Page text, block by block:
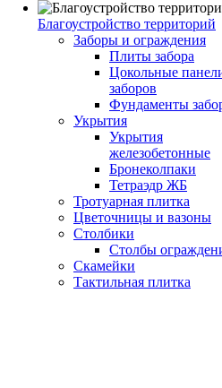
Благоустройство территорий
Заборы и ограждения
Плиты забора
Цокольные
заборов
Фундаменты
Укрытия
Укрытия
железобетонные
Бронеколпаки
Тетраэдр ЖБ
Тротуарная плитка
Цветочницы и вазоны
Столбики
Столбы
Скамейки
Тактильная плитка